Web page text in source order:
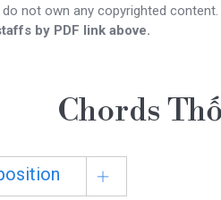
not own any copyrighted content.
by PDF link above.
Chords